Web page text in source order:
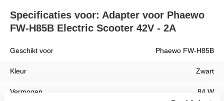
Specificaties voor: Adapter voor Phaewo
FW-H85B Electric Scooter 42V - 2A
Geschikt voor Phaewo FW-H85B
Kleur Zwart
Vermogen 84 W